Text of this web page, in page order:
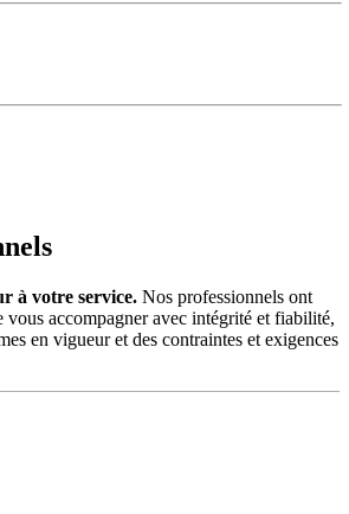
à votre service. Nos professionnels ont
vous accompagner avec intégrité et fiabilité,
en vigueur et des contraintes et exigences